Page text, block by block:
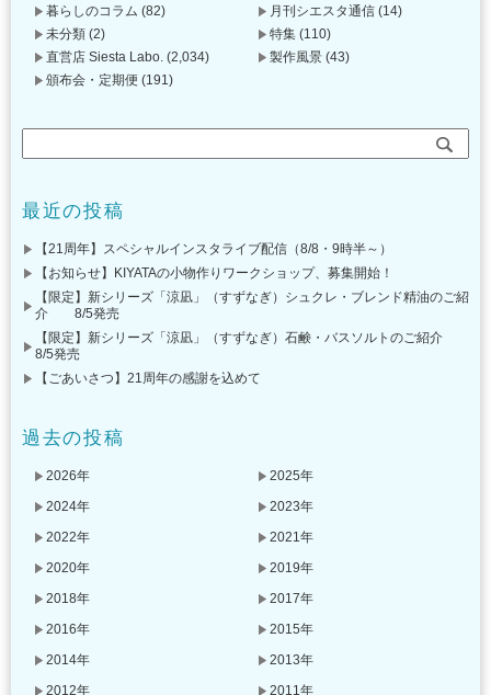
暮らしのコラム (82) 月刊シエスタ通信 (14)
未分類 (2) 特集 (110)
直営店 Siesta Labo. (2,034) 製作風景 (43)
頒布会・定期便 (191)
最近の投稿
【21周年】スペシャルインスタライブ配信（8/8・9時半～）
【お知らせ】KIYATAの小物作りワークショップ、募集開始！
【限定】新シリーズ「涼凪」（すずなぎ）シュクレ・ブレンド精油のご紹
介 8/5発売
【限定】新シリーズ「涼凪」（すずなぎ）石鹸・バスソルトのご紹介
8/5発売
【ごあいさつ】21周年の感謝を込めて
過去の投稿
2026年
2025年
2024年
2023年
2022年
2021年
2020年
2019年
2018年
2017年
2016年
2015年
2014年
2013年
2012年
2011年